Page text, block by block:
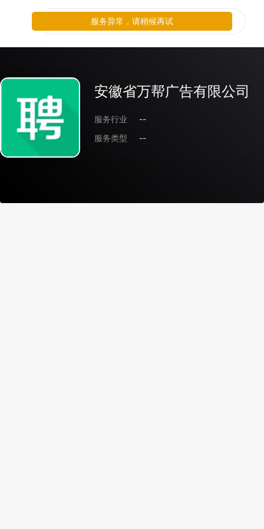
安徽省万帮广告有限公司
服务行业
--
服务类型
--
服务异常，请稍候再试